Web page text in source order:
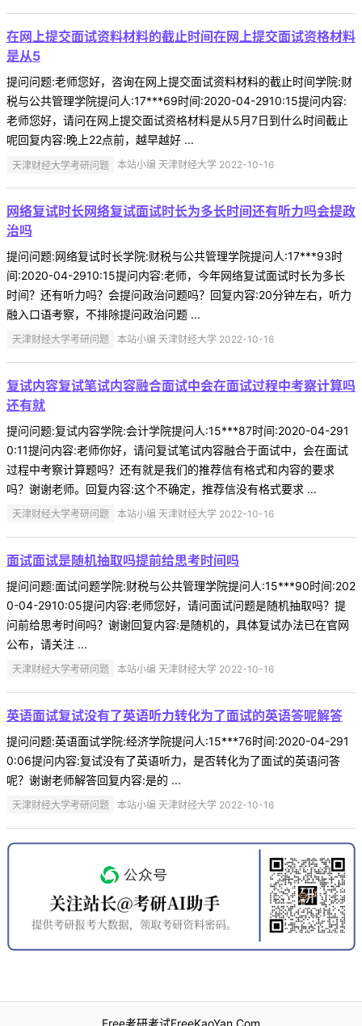
在网上提交面试资料材料的截止时间在网上提交面试资格材料
是从5
提问问题:老师您好，咨询在网上提交面试资料材料的截止时间学院:财
税与公共管理学院提问人:17***69时间:2020-04-2910:15提问内容:
老师您好，请问在网上提交面试资格材料是从5月7日到什么时间截止
呢回复内容:晚上22点前，越早越好 ...
天津财经大学考研问题 本站小编 天津财经大学 2022-10-16
网络复试时长网络复试面试时长为多长时间还有听力吗会提政
治吗
提问问题:网络复试时长学院:财税与公共管理学院提问人:17***93时
间:2020-04-2910:15提问内容:老师，今年网络复试面试时长为多长
时间？还有听力吗？会提问政治问题吗？回复内容:20分钟左右，听力
融入口语考察，不排除提问政治问题 ...
天津财经大学考研问题 本站小编 天津财经大学 2022-10-16
复试内容复试笔试内容融合面试中会在面试过程中考察计算吗
还有就
提问问题:复试内容学院:会计学院提问人:15***87时间:2020-04-291
0:11提问内容:老师你好，请问复试笔试内容融合于面试中，会在面试
过程中考察计算题吗？还有就是我们的推荐信有格式和内容的要求
吗？谢谢老师。回复内容:这个不确定，推荐信没有格式要求 ...
天津财经大学考研问题 本站小编 天津财经大学 2022-10-16
面试面试是随机抽取吗提前给思考时间吗
提问问题:面试问题学院:财税与公共管理学院提问人:15***90时间:202
0-04-2910:05提问内容:老师您好，请问面试问题是随机抽取吗？提
问前给思考时间吗？谢谢回复内容:是随机的，具体复试办法已在官网
公布，请关注 ...
天津财经大学考研问题 本站小编 天津财经大学 2022-10-16
英语面试复试没有了英语听力转化为了面试的英语答呢解答
提问问题:英语面试学院:经济学院提问人:15***76时间:2020-04-291
0:06提问内容:复试没有了英语听力，是否转化为了面试的英语问答
呢？谢谢老师解答回复内容:是的 ...
天津财经大学考研问题 本站小编 天津财经大学 2022-10-16